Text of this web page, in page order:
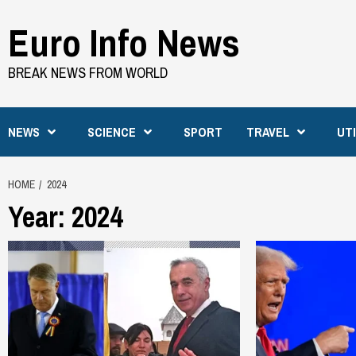
to
content
Euro Info News
BREAK NEWS FROM WORLD
NEWS SCIENCE SPORT TRAVEL
HOME 2024
Year: 2024